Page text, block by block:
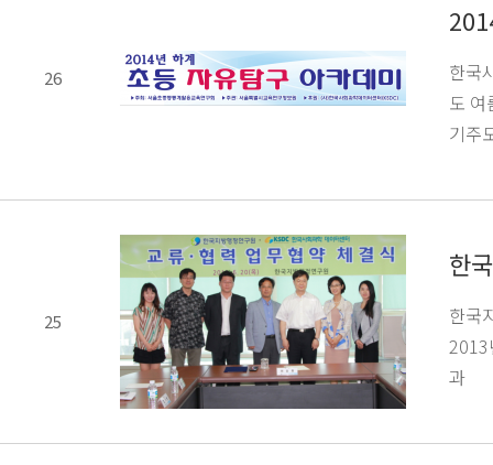
26
한국
도 여
기주
25
한
한국
2013
과